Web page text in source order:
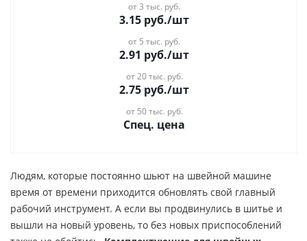
от 3 тыс. руб.
3.15 руб./шт
от 5 тыс. руб.
2.91 руб./шт
от 20 тыс. руб.
2.75 руб./шт
от 50 тыс. руб.
Спец. цена
Людям, которые постоянно шьют на швейной машине
время от времени приходится обновлять свой главный
рабочий инструмент. А если вы продвинулись в шитье и
вышли на новый уровень, то без новых приспособлений